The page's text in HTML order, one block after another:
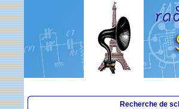
Recherche de